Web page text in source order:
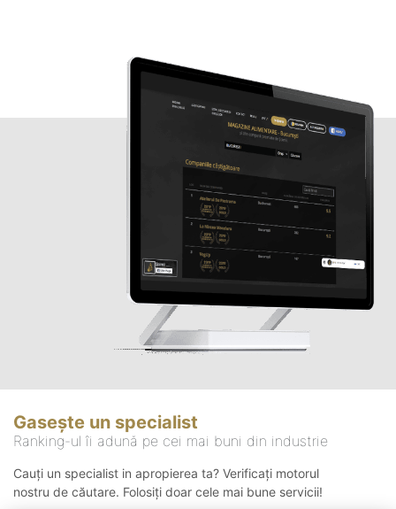
Gasește un specialist
Ranking-ul îi adună pe cei mai buni din industrie
Cauți un specialist in apropierea ta? Verificați motorul
nostru de căutare. Folosiți doar cele mai bune servicii!